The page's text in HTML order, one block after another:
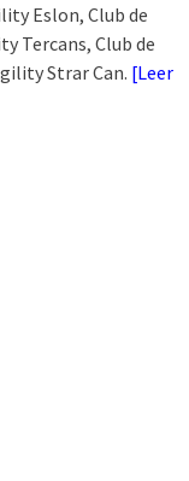
Eslon, Club de
Tercans, Club de
Strar Can. [Leer